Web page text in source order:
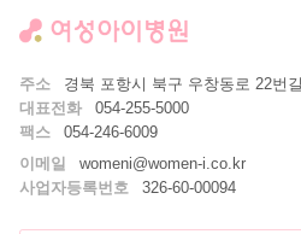
주소
경북 포항시 북구 우창동로 22번
대표전화
054-255-5000
팩스
054-246-6009
이메일
womeni@women-i.co.kr
사업자등록번호
326-60-00094